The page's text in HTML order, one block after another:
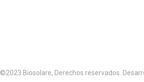
©2023 Biosolare, Derechos reservados.